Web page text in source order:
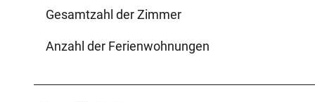
Gesamtzahl der Zimmer
Anzahl der Ferienwohnungen